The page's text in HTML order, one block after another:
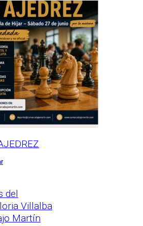
del
Villalba
Martín